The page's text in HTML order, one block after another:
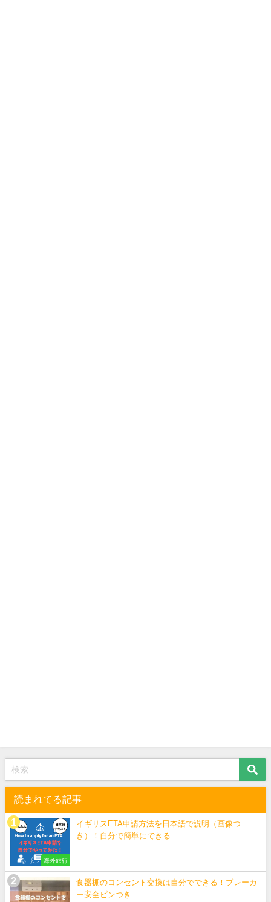
読まれてる記事
海外旅行
イギリスETA申請方法を日本語で説明（画像つ
き）！自分で簡単にできる
食器棚のコンセント交換は自分でできる！ブレーカ
ー安全ピンつき